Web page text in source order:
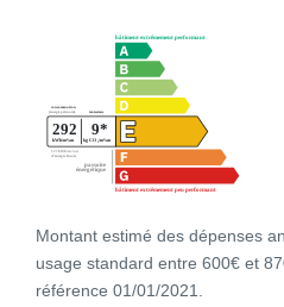
Montant estimé des dépenses
usage standard entre 600€ et
référence 01/01/2021.